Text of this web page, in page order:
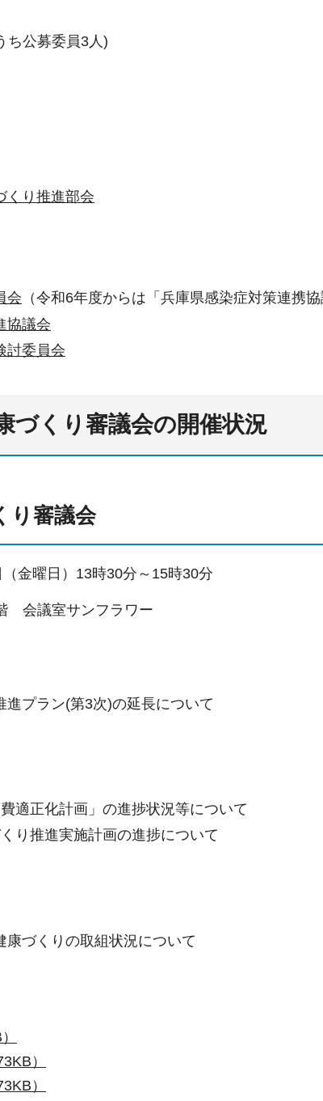
ち公募委員3人)
くり推進部会
会 （令和6年度からは「兵庫県感染症対策連携協
協議会
討委員会
づくり審議会の開催状況
り審議会
金曜日）13時30分～15時30分
会議室サンフラワー
進プラン(第3次)の延長について
費適正化計画」の進捗状況等について
り推進実施計画の進捗について
康づくりの取組状況について
）
）